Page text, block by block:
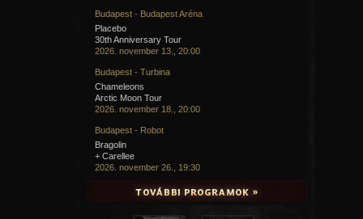
Budapest - Budapest Aréna
Placebo
30th Anniversary Tour
2026. november 13., 20:00
Budapest - Turbina
Chameleons
Arctic Moon Tour
2026. november 18., 20:00
Budapest - Robot
Bragolin
+ Carellee
2026. november 26., 19:30